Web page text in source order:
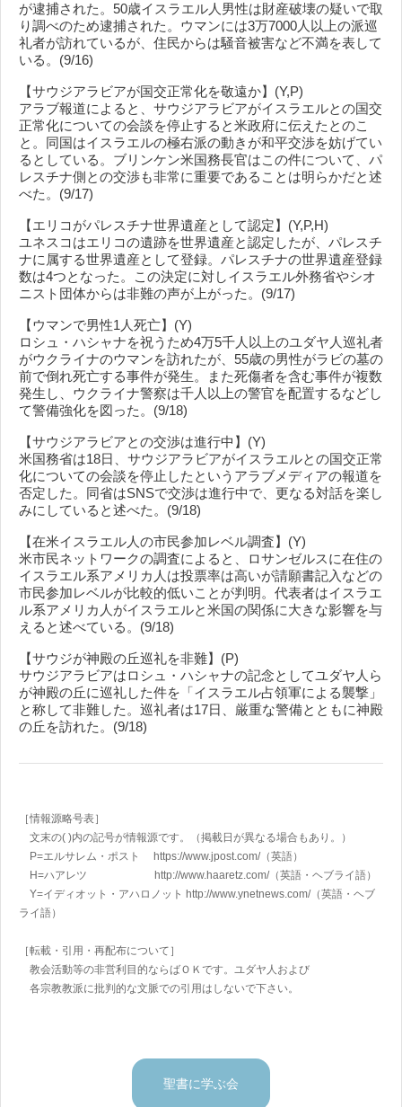
が逮捕された。50歳イスラエル人男性は財産破壊の疑いで取
り調べのため逮捕された。ウマンには3万7000人以上の派巡
礼者が訪れているが、住民からは騒音被害など不満を表して
いる。(9/16)
【サウジアラビアが国交正常化を敬遠か】(Y,P)
アラブ報道によると、サウジアラビアがイスラエルとの国交
正常化についての会談を停止すると米政府に伝えたとのこ
と。同国はイスラエルの極右派の動きが和平交渉を妨げてい
るとしている。ブリンケン米国務長官はこの件について、パ
レスチナ側との交渉も非常に重要であることは明らかだと述
べた。(9/17)
【エリコがパレスチナ世界遺産として認定】(Y,P,H)
ユネスコはエリコの遺跡を世界遺産と認定したが、パレスチ
ナに属する世界遺産として登録。パレスチナの世界遺産登録
数は4つとなった。この決定に対しイスラエル外務省やシオ
ニスト団体からは非難の声が上がった。(9/17)
【ウマンで男性1人死亡】(Y)
ロシュ・ハシャナを祝うため4万5千人以上のユダヤ人巡礼者
がウクライナのウマンを訪れたが、55歳の男性がラビの墓の
前で倒れ死亡する事件が発生。また死傷者を含む事件が複数
発生し、ウクライナ警察は千人以上の警官を配置するなどし
て警備強化を図った。(9/18)
【サウジアラビアとの交渉は進行中】(Y)
米国務省は18日、サウジアラビアがイスラエルとの国交正常
化についての会談を停止したというアラブメディアの報道を
否定した。同省はSNSで交渉は進行中で、更なる対話を楽し
みにしていると述べた。(9/18)
【在米イスラエル人の市民参加レベル調査】(Y)
米市民ネットワークの調査によると、ロサンゼルスに在住の
イスラエル系アメリカ人は投票率は高いが請願書記入などの
市民参加レベルが比較的低いことが判明。代表者はイスラエ
ル系アメリカ人がイスラエルと米国の関係に大きな影響を与
えると述べている。(9/18)
【サウジが神殿の丘巡礼を非難】(P)
サウジアラビアはロシュ・ハシャナの記念としてユダヤ人ら
が神殿の丘に巡礼した件を「イスラエル占領軍による襲撃」
と称して非難した。巡礼者は17日、厳重な警備とともに神殿
の丘を訪れた。(9/18)
［情報源略号表］
文末の( )内の記号が情報源です。（掲載日が異なる場合もあり。）
P=エルサレム・ポスト https://www.jpost.com/（英語）
H=ハアレツ http://www.haaretz.com/（英語・ヘブライ語）
Y=イディオット・アハロノット http://www.ynetnews.com/（英語・ヘブ
ライ語）
［転載・引用・再配布について］
教会活動等の非営利目的ならばＯＫです。ユダヤ人および
各宗教教派に批判的な文脈での引用はしないで下さい。
聖書に学ぶ会